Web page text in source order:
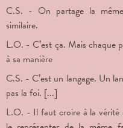
C.S. - On partage la
similaire.
L.O. - C’est ça. Mais chaque
à sa manière
C.S. - C’est un langage. Un
pas la foi. [...]
L.O. - Il faut croire à la vérité